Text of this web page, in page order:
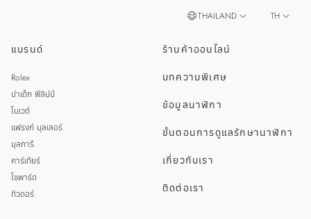
แบรนด์
Rolex
ปาเต็ก ฟิลิปป์
โบเวต์
แฟรงก์ มุลเลอร์
บุลการี
คาร์เทียร์
โชพาร์ด
ทิวดอร์
ร้านค้าออนไลน์
บทความพิเศษ
ข้อมูลนาฬิกา
ขั้นตอนการดูแลรักษานาฬิกา
เกี่ยวกับเรา
ติดต่อเรา
THAILAND TH